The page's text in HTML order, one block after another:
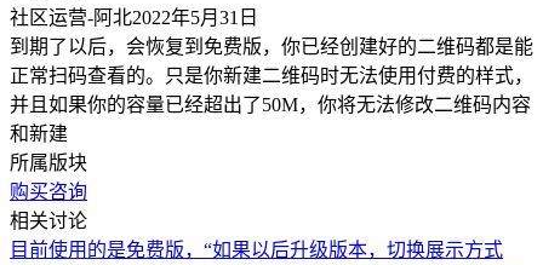
社区运营-阿北2022年5月31日
到期了以后，会恢复到免费版，你已经创建好的二维码都是能
正常扫码查看的。只是你新建二维码时无法使用付费的样式，
并且如果你的容量已经超出了50M，你将无法修改二维码内容
和新建
所属版块
购买咨询
相关讨论
目前使用的是免费版，“如果以后升级版本，切换展示方式